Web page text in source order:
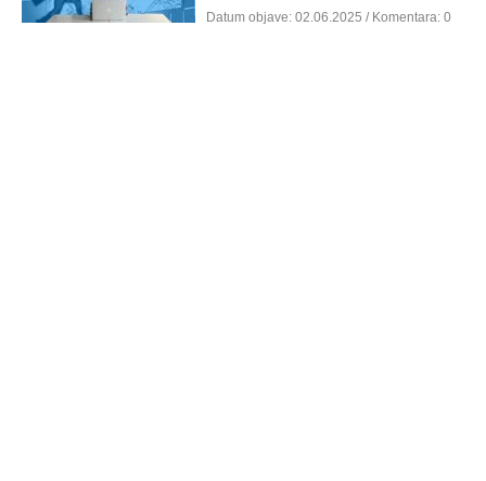
Datum objave: 02.06.2025 / Komentara: 0